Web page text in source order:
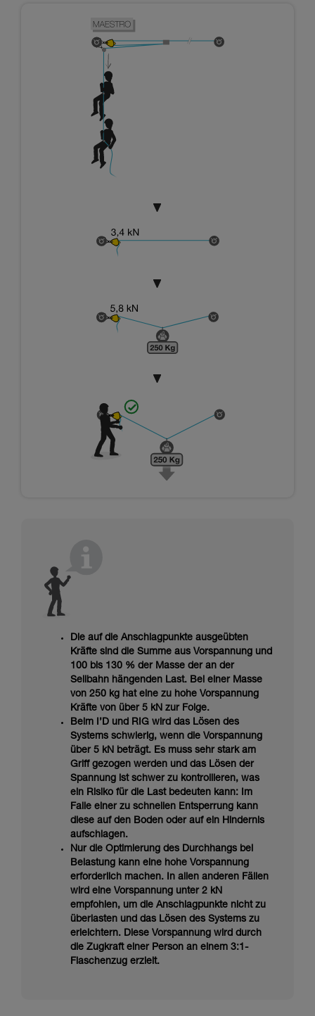
Die auf die Anschlagpunkte ausgeübten
Kräfte sind die Summe aus Vorspannung und
100 bis 130 % der Masse der an der
Seilbahn hängenden Last. Bei einer Masse
von 250 kg hat eine zu hohe Vorspannung
Kräfte von über 5 kN zur Folge.
Beim I’D und RIG wird das Lösen des
Systems schwierig, wenn die Vorspannung
über 5 kN beträgt. Es muss sehr stark am
Griff gezogen werden und das Lösen der
Spannung ist schwer zu kontrollieren, was
ein Risiko für die Last bedeuten kann: Im
Falle einer zu schnellen Entsperrung kann
diese auf den Boden oder auf ein Hindernis
aufschlagen.
Nur die Optimierung des Durchhangs bei
Belastung kann eine hohe Vorspannung
erforderlich machen. In allen anderen Fällen
wird eine Vorspannung unter 2 kN
empfohlen, um die Anschlagpunkte nicht zu
überlasten und das Lösen des Systems zu
erleichtern. Diese Vorspannung wird durch
die Zugkraft einer Person an einem 3:1-
Flaschenzug erzielt.